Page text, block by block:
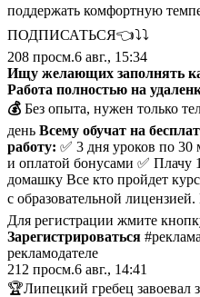
поддержать комфортную
ПОДПИСАТЬСЯ👈⤵️⤵️
208 просм.6 авг., 15:34
Ищу желающих заполнять
Работа полностью на
💰 Без опыта, нужен только
день Всему обучат на
работу: ✅ 3 дня уроков по
и оплатой бонусами ✅
домашку Все кто пройдет
с образовательной
Для регистрации жмите
Зарегистрироваться
рекламодателе
212 просм.6 авг., 14:41
🏆Липецкий гребец завоевал